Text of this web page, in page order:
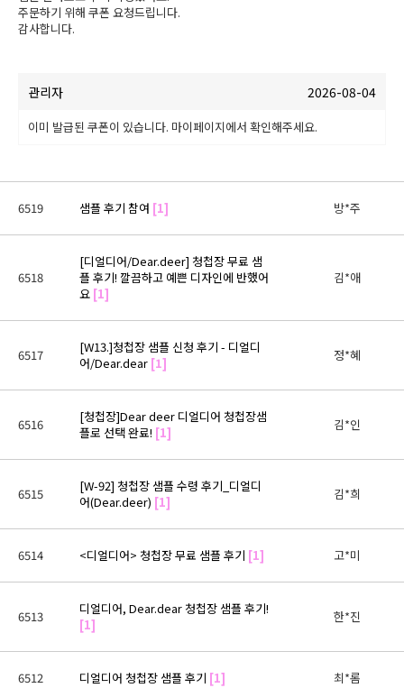
주문하기 위해 쿠폰 요청드립니다.
감사합니다.
관리자 2026-08-04
이미 발급된 쿠폰이 있습니다. 마이페이지에서 확인해주세요.
6519 샘플 후기 참여 [1] 방*주
6518
[디얼디어/Dear.deer] 청첩장 무료 샘
플 후기! 깔끔하고 예쁜 디자인에 반했어
요 [1]
김*애
6517
[W13.]청첩장 샘플 신청 후기 - 디얼디
어/Dear.dear [1] 정*혜
6516
[청첩장]Dear deer 디얼디어 청첩장샘
플로 선택 완료! [1] 김*인
6515
[W-92] 청첩장 샘플 수령 후기_디얼디
어(Dear.deer) [1] 김*희
6514 <디얼디어> 청첩장 무료 샘플 후기 [1] 고*미
6513
디얼디어, Dear.dear 청첩장 샘플 후기!
[1]
한*진
6512 디얼디어 청첩장 샘플 후기 [1] 최*롬